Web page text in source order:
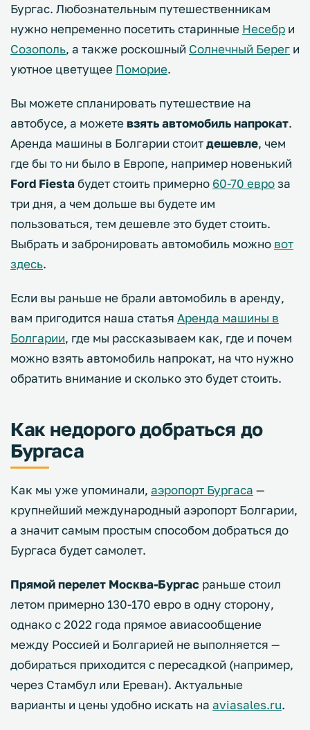
Бургас. Любознательным путешественникам
нужно непременно посетить старинные Несебр и
Созополь, а также роскошный Солнечный Берег и
уютное цветущее Поморие.
Вы можете спланировать путешествие на
автобусе, а можете взять автомобиль напрокат.
Аренда машины в Болгарии стоитдешевле, чем
где бы то ни было в Европе, например новенький
Ford Fiestaбудет стоить примерно 60-70 евроза
три дня, а чем дольше вы будете им
пользоваться, тем дешевле это будет стоить.
Выбрать и забронировать автомобиль можно вот
здесь.
Если вы раньше не брали автомобиль в аренду,
вам пригодится наша статья Аренда машины в
Болгарии, где мы рассказываем как, где и почем
можно взять автомобиль напрокат, на что нужно
обратить внимание и сколько это будет стоить.
Как недорого добраться до
Бургаса
Как мы уже упоминали, аэропорт Бургаса —
крупнейший международный аэропорт Болгарии,
а значит самым простым способом добраться до
Бургаса будет самолет.
Прямой перелет Москва-Бургас раньше стоил
летом примерно 130-170 евро в одну сторону,
однако с 2022 года прямое авиасообщение
между Россией и Болгарией не выполняется —
добираться приходится с пересадкой (например,
через Стамбул или Ереван). Актуальные
варианты и цены удобно искать на aviasales.ru.